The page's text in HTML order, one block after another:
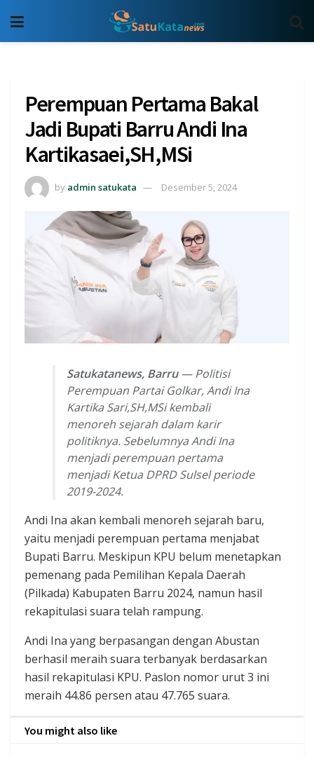
Perempuan Pertama Bakal
Jadi Bupati Barru Andi Ina
Kartikasaei,SH,MSi
by admin satukata Desember 5, 2024
Satukatanews, Barru— Politisi
Perempuan Partai Golkar, Andi Ina
Kartika Sari,SH,MSi kembali
menoreh sejarah dalam karir
politiknya. Sebelumnya Andi Ina
menjadi perempuan pertama
menjadi Ketua DPRD Sulsel periode
2019-2024.
Andi Ina akan kembali menoreh sejarah baru,
yaitu menjadi perempuan pertama menjabat
Bupati Barru. Meskipun KPU belum menetapkan
pemenang pada Pemilihan Kepala Daerah
(Pilkada) Kabupaten Barru 2024, namun hasil
rekapitulasi suara telah rampung.
Andi Ina yang berpasangan dengan Abustan
berhasil meraih suara terbanyak berdasarkan
hasil rekapitulasi KPU. Paslon nomor urut 3 ini
meraih 44.86 persen atau 47.765 suara.
You might also like